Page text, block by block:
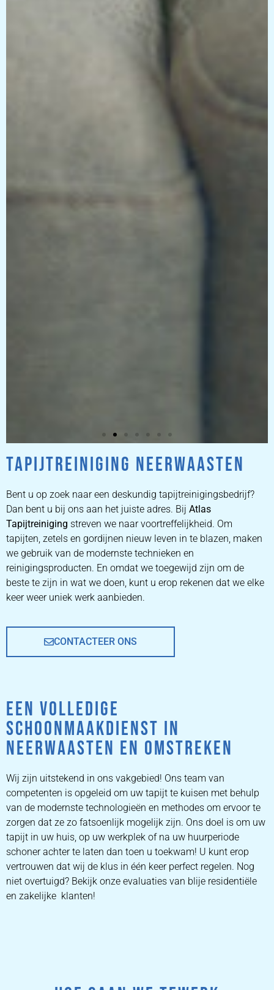
ZETEL
REINIGEN
ZETEL REINIGEN DOOR
PROFESSIONALS
TAPIJTREINIGING NEERWAASTEN
Bent u op zoek naar een deskundig tapijtreinigingsbedrijf?
Dan bent u bij ons aan het juiste adres. Bij Atlas
Tapijtreiniging streven we naar voortreffelijkheid. Om
tapijten, zetels en gordijnen nieuw leven in te blazen, maken
we gebruik van de modernste technieken en
reinigingsproducten. En omdat we toegewijd zijn om de
beste te zijn in wat we doen, kunt u erop rekenen dat we elke
keer weer uniek werk aanbieden.
CONTACTEER ONS
EEN VOLLEDIGE
SCHOONMAAKDIENST IN
NEERWAASTEN EN OMSTREKEN
Wij zijn uitstekend in ons vakgebied! Ons team van
competenten is opgeleid om uw tapijt te kuisen met behulp
van de modernste technologieën en methodes om ervoor te
zorgen dat ze zo fatsoenlijk mogelijk zijn. Ons doel is om uw
tapijt in uw huis, op uw werkplek of na uw huurperiode
schoner achter te laten dan toen u toekwam! U kunt erop
vertrouwen dat wij de klus in één keer perfect regelen. Nog
niet overtuigd? Bekijk onze evaluaties van blije residentiële
en zakelijke klanten!